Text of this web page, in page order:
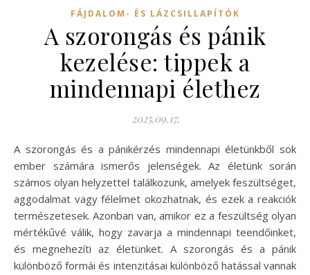
FÁJDALOM- ÉS LÁZCSILLAPÍTÓK
A szorongás és pánik
kezelése: tippek a
mindennapi élethez
2025.09.17.
A szorongás és a pánikérzés mindennapi életünkből sok
ember számára ismerős jelenségek. Az életünk során
számos olyan helyzettel találkozunk, amelyek feszültséget,
aggodalmat vagy félelmet okozhatnak, és ezek a reakciók
természetesek. Azonban van, amikor ez a feszültség olyan
mértékűvé válik, hogy zavarja a mindennapi teendőinket,
és megnehezíti az életünket. A szorongás és a pánik
különböző formái és intenzitásai különböző hatással vannak